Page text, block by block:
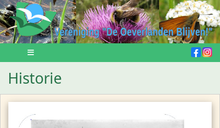
Historie